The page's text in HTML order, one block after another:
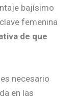
bajísimo
femenina
de que
necesario
en las